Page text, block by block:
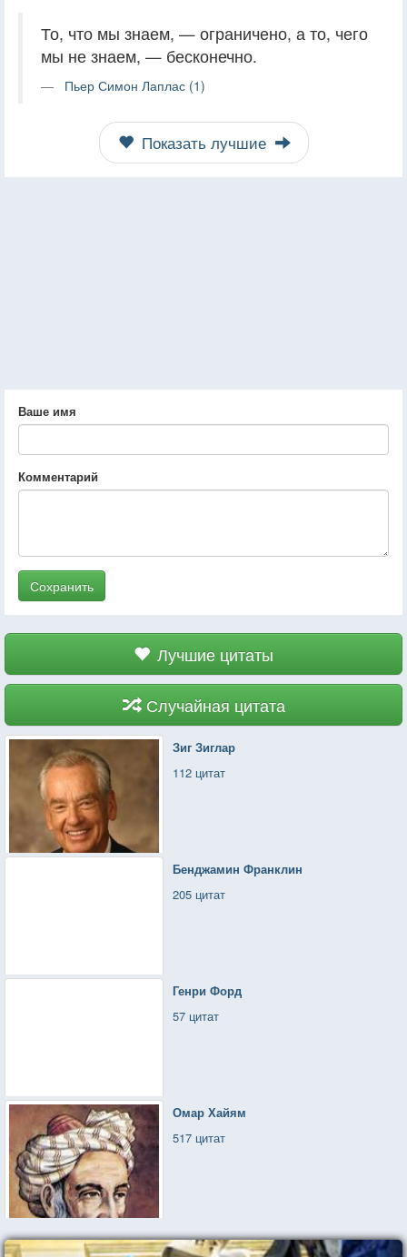
То, что мы знаем, — ограничено, а то, чего
мы не знаем, — бесконечно.
Пьер Симон Лаплас (1)
Показать лучшие
Ваше имя
Комментарий
Сохранить
Лучшие цитаты
Случайная цитата
Зиг Зиглар
112 цитат
Бенджамин Франклин
205 цитат
Генри Форд
57 цитат
Омар Хайям
517 цитат